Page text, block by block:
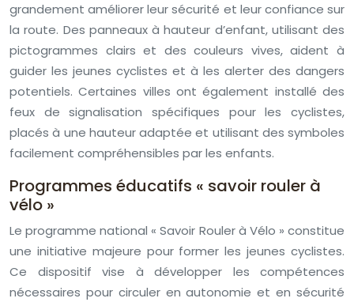
grandement améliorer leur sécurité et leur confiance sur
la route. Des panneaux à hauteur d’enfant, utilisant des
pictogrammes clairs et des couleurs vives, aident à
guider les jeunes cyclistes et à les alerter des dangers
potentiels. Certaines villes ont également installé des
feux de signalisation spécifiques pour les cyclistes,
placés à une hauteur adaptée et utilisant des symboles
facilement compréhensibles par les enfants.
Programmes éducatifs « savoir rouler à
vélo »
Le programme national « Savoir Rouler à Vélo » constitue
une initiative majeure pour former les jeunes cyclistes.
Ce dispositif vise à développer les compétences
nécessaires pour circuler en autonomie et en sécurité